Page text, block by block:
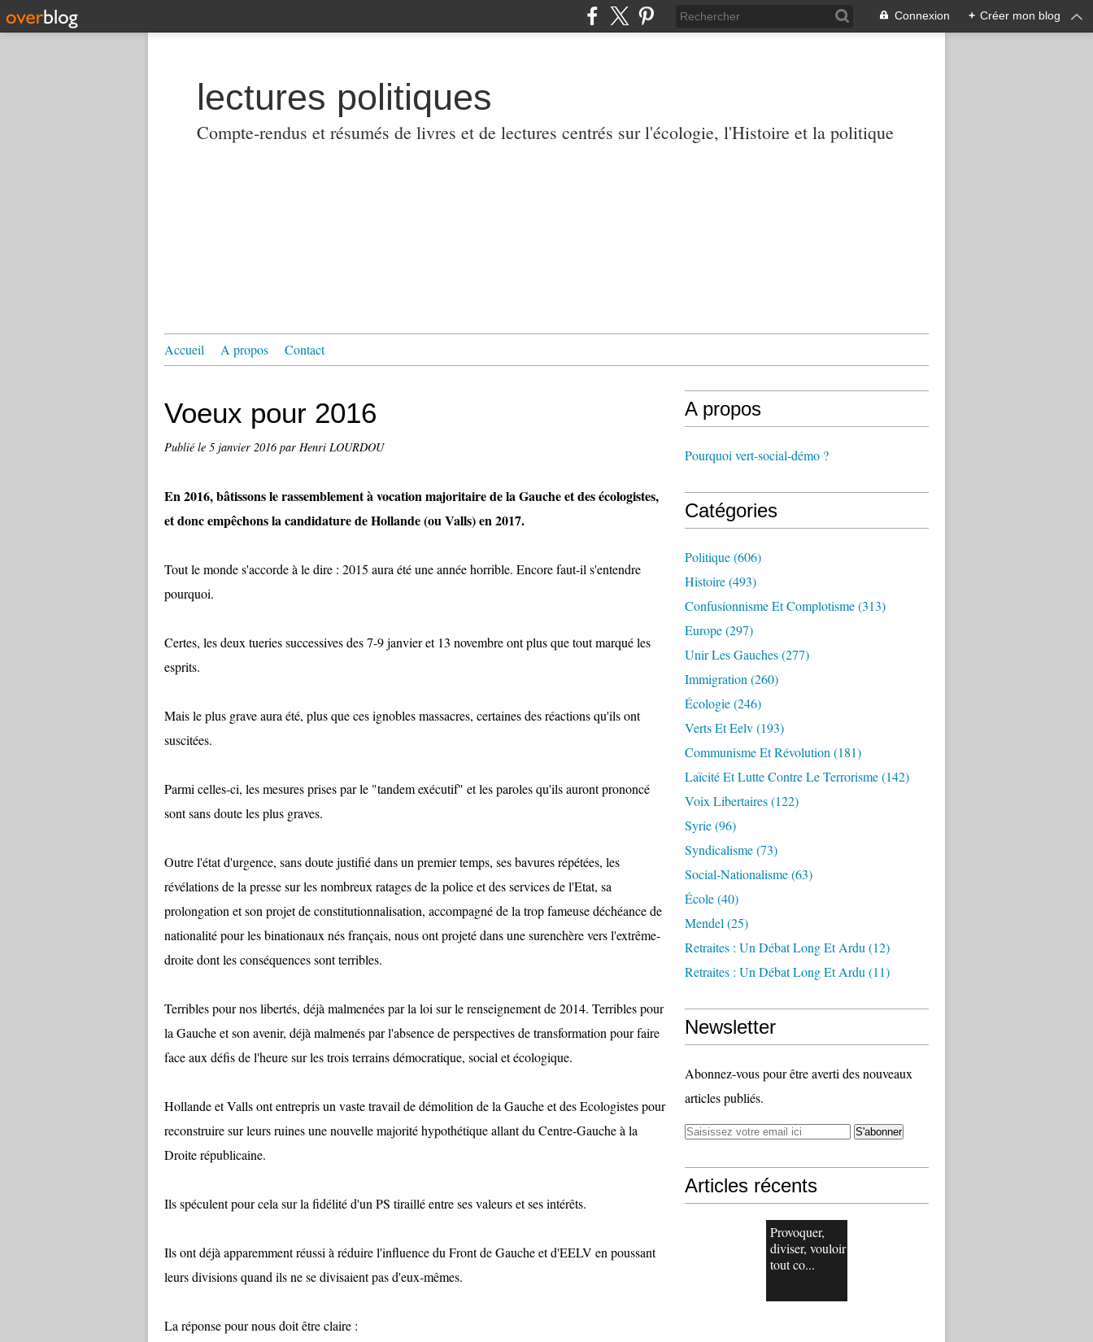
Connexion + Créer mon blog
lectures politiques
Compte-rendus et résumés de livres et de lectures centrés sur l'écologie, l'Histoire et la politique
Accueil A propos Contact
Voeux pour 2016
Publié le 5 janvier 2016par Henri LOURDOU
En 2016, bâtissons le rassemblement à vocation majoritaire de la Gauche et des écologistes,
et donc empêchons la candidature de Hollande (ou Valls) en 2017.
Tout le monde s'accorde à le dire : 2015 aura été une année horrible. Encore faut-il s'entendre
pourquoi.
Certes, les deux tueries successives des 7-9 janvier et 13 novembre ont plus que tout marqué les
esprits.
Mais le plus grave aura été, plus que ces ignobles massacres, certaines des réactions qu'ils ont
suscitées.
Parmi celles-ci, les mesures prises par le "tandem exécutif" et les paroles qu'ils auront prononcé
sont sans doute les plus graves.
Outre l'état d'urgence, sans doute justifié dans un premier temps, ses bavures répétées, les
révélations de la presse sur les nombreux ratages de la police et des services de l'Etat, sa
prolongation et son projet de constitutionnalisation, accompagné de la trop fameuse déchéance de
nationalité pour les binationaux nés français, nous ont projeté dans une surenchère vers l'extrême-
droite dont les conséquences sont terribles.
Terribles pour nos libertés, déjà malmenées par la loi sur le renseignement de 2014. Terribles pour
la Gauche et son avenir, déjà malmenés par l'absence de perspectives de transformation pour faire
face aux défis de l'heure sur les trois terrains démocratique, social et écologique.
Hollande et Valls ont entrepris un vaste travail de démolition de la Gauche et des Ecologistes pour
reconstruire sur leurs ruines une nouvelle majorité hypothétique allant du Centre-Gauche à la
Droite républicaine.
Ils spéculent pour cela sur la fidélité d'un PS tiraillé entre ses valeurs et ses intérêts.
Ils ont déjà apparemment réussi à réduire l'influence du Front de Gauche et d'EELV en poussant
leurs divisions quand ils ne se divisaient pas d'eux-mêmes.
La réponse pour nous doit être claire :
A propos
Pourquoi vert-social-démo ?
Catégories
Politique(606)
Histoire(493)
Confusionnisme Et Complotisme(313)
Europe(297)
Unir Les Gauches(277)
Immigration (260)
Écologie(246)
Verts Et Eelv(193)
Communisme Et Révolution (181)
Laïcité Et Lutte Contre Le Terrorisme(142)
Voix Libertaires(122)
Syrie(96)
Syndicalisme(73)
Social-Nationalisme(63)
École(40)
Mendel (25)
Retraites : Un Débat Long Et Ardu (12)
Retraites : Un Débat Long Et Ardu (11)
Newsletter
Abonnez-vous pour être averti des nouveaux
articles publiés.
Articles récents
Provoquer,
diviser, vouloir
tout co...